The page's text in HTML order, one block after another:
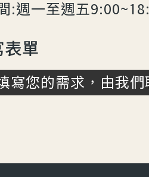
:週一至週五
單
寫您的需求，由我們